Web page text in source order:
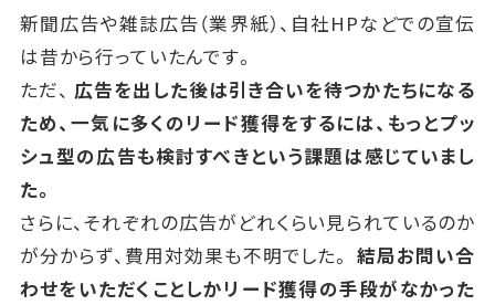
新聞広告や雑誌広告（業界紙）、自社HPなどでの宣伝
は昔から行っていたんです。
ただ、 広告を出した後は引き合いを待つかたちになる
ため、一気に多くのリード獲得をするには、もっとプッ
シュ型の広告も検討すべきという課題は感じていまし
た。
さらに、それぞれの広告がどれくらい見られているのか
が分からず、費用対効果も不明でした。結局お問い合
わせをいただくことしかリード獲得の手段がなかった